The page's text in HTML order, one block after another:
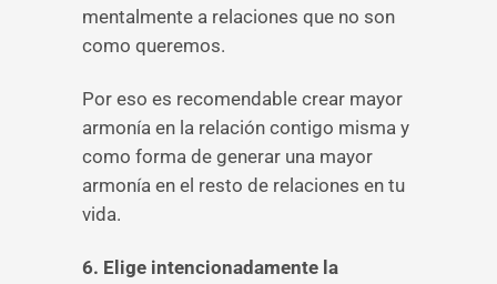
mentalmente a relaciones que no son
como queremos.
Por eso es recomendable crear mayor
armonía en la relación contigo misma y
como forma de generar una mayor
armonía en el resto de relaciones en tu
vida.
6. Elige intencionadamente la